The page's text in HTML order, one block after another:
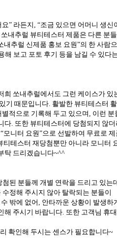
” 라든지, “조금 있으면 어머니 생신
내추럴 뷰티테스터 제품은 다른 분들
추럴 신제품 홍보 요원”의 한 사람
해 보고 포토 후기 등을 남길 수 있다
희 쏘내추럴에서도 그런 케이스가 있
기 때문입니다. 활발한 뷰티테스터
적으로 기록해 두고 있으며, 이런 분
다. 또한 뷰티테스터에 당첨되지 않더
니터 요원”으로 선발하여 무료로 제
테스터 재당첨뿐만 아니라 모니터
탁 드리겠습니다~^^
된 분들께 개별 연락을 드리고 있는
정해 주시지 않아 탈락되는 분들이
밖에 없어, 안타까운 상황이 발생
주시기 바랍니다. 또한 고객님 휴
확인해 두시는 센스가 필요합니다~